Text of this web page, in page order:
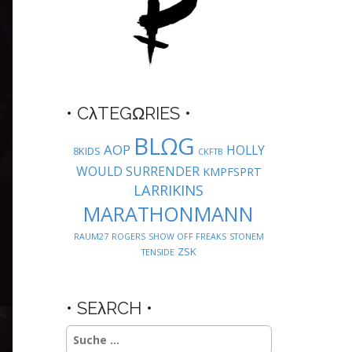
• CλTEGΩRIES •
8KIDS AOP BLΩG CKFTB HOLLY
WOULD SURRENDER KMPFSPRT
LARRIKINS
MARATHONMANN
RAUM27 ROGERS SHOW OFF FREAKS STONEM
TENSIDE ZSK
• SEλRCH •
Suche
nach: